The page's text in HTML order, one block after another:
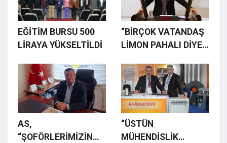
EĞİTİM BURSU 500
LİRAYA YÜKSELTİLDİ
“BİRÇOK VATANDAŞ
LİMON PAHALI DİYE
KULLANIYOR!”
AS,
“ŞOFÖRLERİMİZİN
“ÜSTÜN
MÜHENDİSLİK